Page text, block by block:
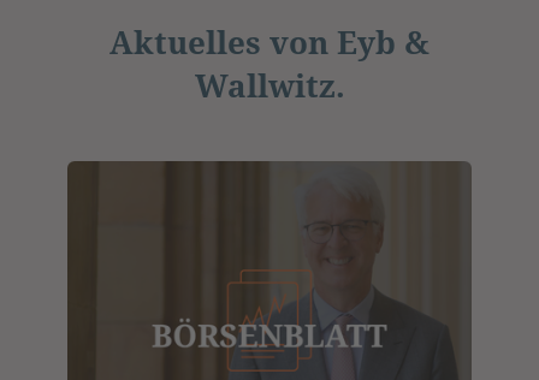
Aktuelles von Eyb &
Wallwitz.